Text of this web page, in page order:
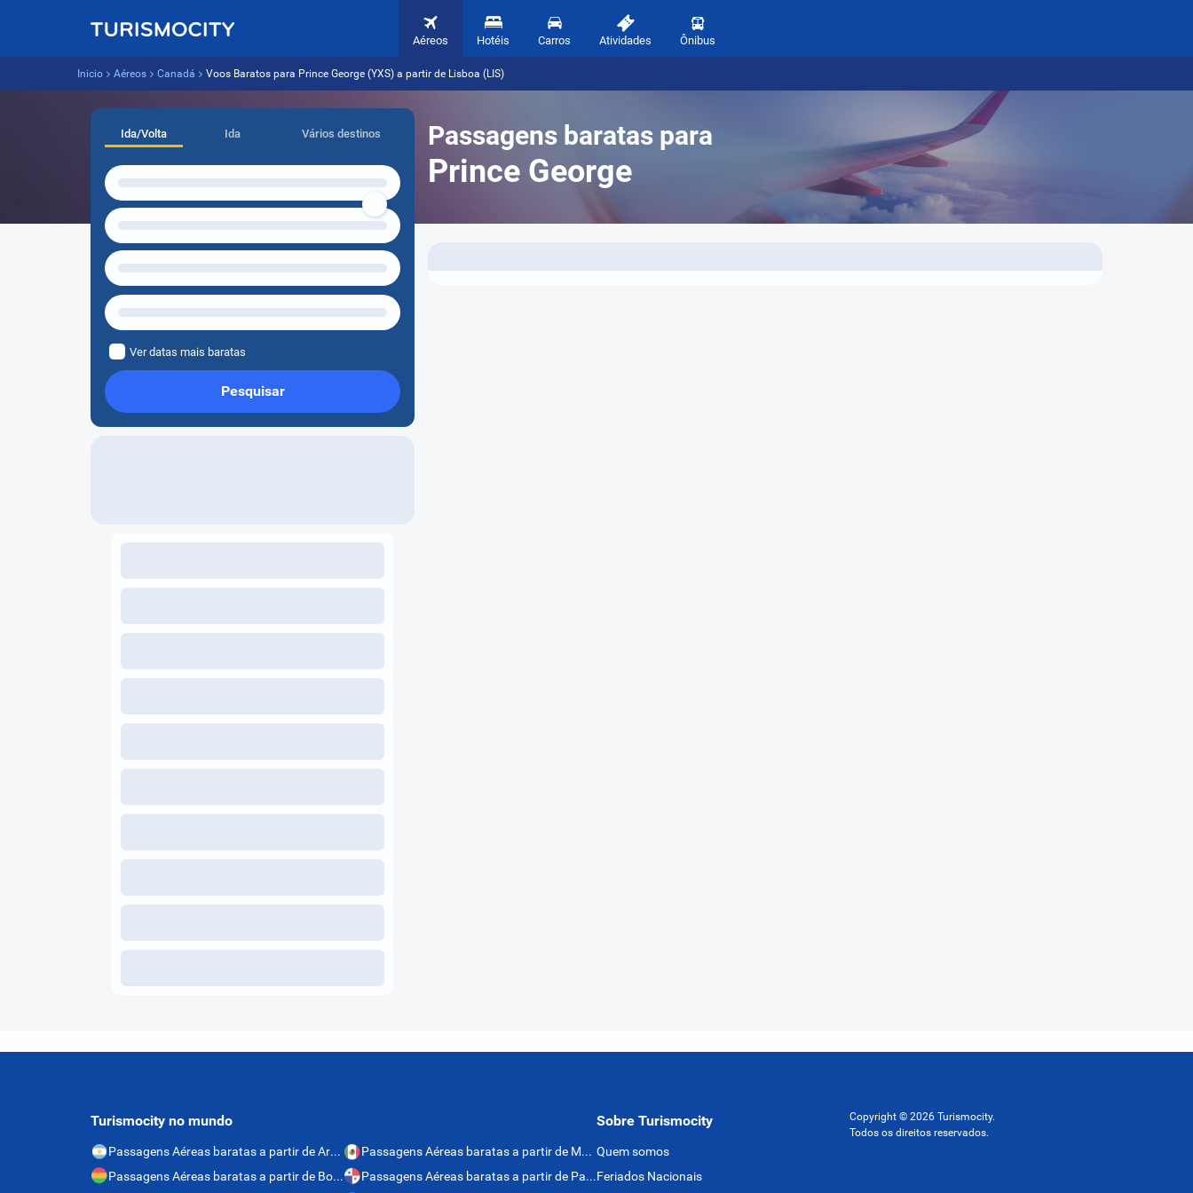
Aéreos Hotéis Carros Atividades Ônibus
Inicio Aéreos Canadá Voos Baratos para Prince George (YXS) a partir de Lisboa (LIS)
Passagens baratas para
Prince George
Ida/Volta Ida Vários destinos
Ver datas mais baratas
Pesquisar
Turismocity no mundo
Passagens Aéreas baratas a partir de Argentina
Passagens Aéreas baratas a partir de Bolívia
Passagens Aéreas baratas a partir de México
Passagens Aéreas baratas a partir de Panamá
Sobre Turismocity
Quem somos
Feriados Nacionais
Copyright © 2026 Turismocity.
Todos os direitos reservados.